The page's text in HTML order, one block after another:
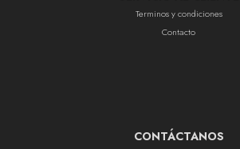
Terminos y condiciones
Contacto
CONTÁCTANOS